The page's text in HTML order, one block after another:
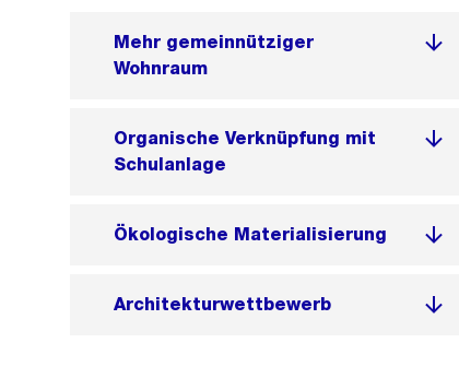
Mehr gemeinnütziger
Wohnraum
Organische Verknüpfung mit
Schulanlage
Ökologische Materialisierung
Architekturwettbewerb